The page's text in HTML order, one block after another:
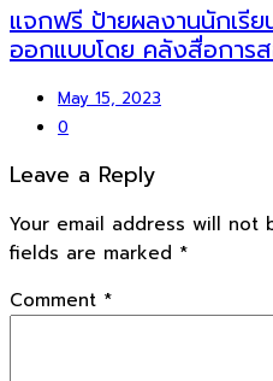
แจกฟรี ป้ายผลงานนักเรี
ออกแบบโดย คลังสื่อการ
May 15, 2023
0
Leave a Reply
Your email address will not
fields are marked *
Comment *